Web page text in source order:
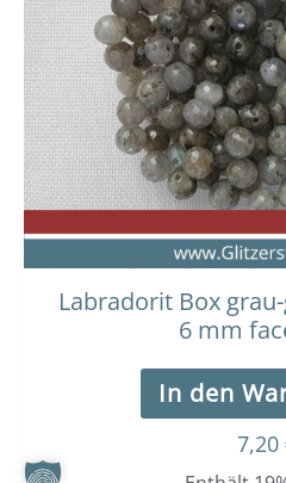
Labradorit Box
6 mm
In den
7,20